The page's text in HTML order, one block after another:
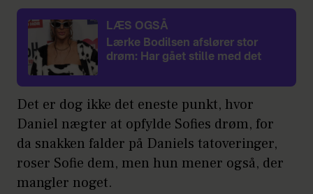
LÆS OGSÅ
Lærke Bodilsen afslører stor
drøm: Har gået stille med det
Det er dog ikke det eneste punkt, hvor
Daniel nægter at opfylde Sofies drøm, for
da snakken falder på Daniels tatoveringer,
roser Sofie dem, men hun mener også, der
mangler noget.